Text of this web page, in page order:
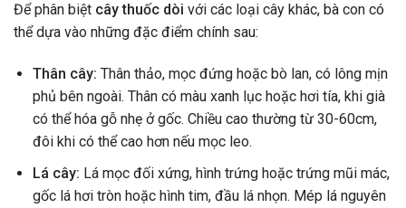
Để phân biệt cây thuốc dòi với các loại cây khác, bà con có
thể dựa vào những đặc điểm chính sau:
Thân cây: Thân thảo, mọc đứng hoặc bò lan, có lông mịn
phủ bên ngoài. Thân có màu xanh lục hoặc hơi tía, khi già
có thể hóa gỗ nhẹ ở gốc. Chiều cao thường từ 30-60cm,
đôi khi có thể cao hơn nếu mọc leo.
Lá cây: Lá mọc đối xứng, hình trứng hoặc trứng mũi mác,
gốc lá hơi tròn hoặc hình tim, đầu lá nhọn. Mép lá nguyên